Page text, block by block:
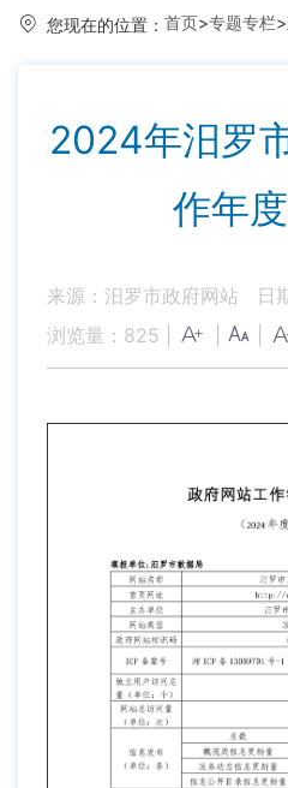
您现在的位置： 首页>专题专栏>
2024年汨罗
作年
来源：汨罗市政府网站
日
浏览量： 825